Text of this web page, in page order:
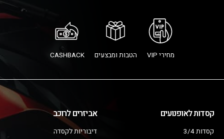
מחירי VIP הטבות ומבצעים CASHBACK
קסדות לאופנועים
קסדות 3/4
אביזרים לרוכב
דיבוריות לקסדה